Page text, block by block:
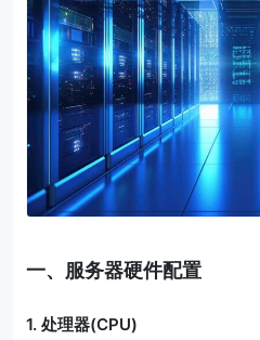
一、服务器硬件配置
1. 处理器(CPU)